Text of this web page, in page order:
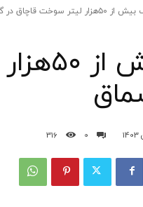
سوخت قاچاق در گمرک باشماق
کشف
0
316